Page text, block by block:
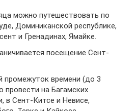
можно путешествовать по
Доминиканской республике,
и Гренадинах, Ямайке.
посещение Сент-
времени (до 3
провести на Багамских
в Сент-Китсе и Невисе,